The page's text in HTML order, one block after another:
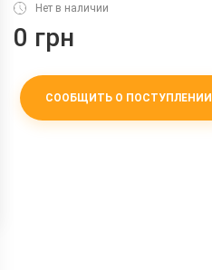
Нет в наличии
0 грн
СООБЩИТЬ О ПОСТУПЛЕНИИ